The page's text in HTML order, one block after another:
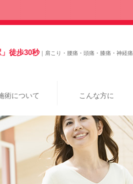
」徒歩30秒｜肩こり・腰痛・頭痛・膝痛・神経痛
術について こんな方に